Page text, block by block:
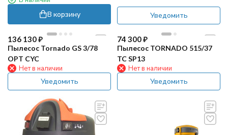
В корзину Уведомить
136 130₽
Пылесос Tornado GS 3/78
OPT CYC
Нет в наличии
Уведомить
новинка
74 300₽
Пылесос TORNADO 515/37
TC SP13
Нет в наличии
Уведомить